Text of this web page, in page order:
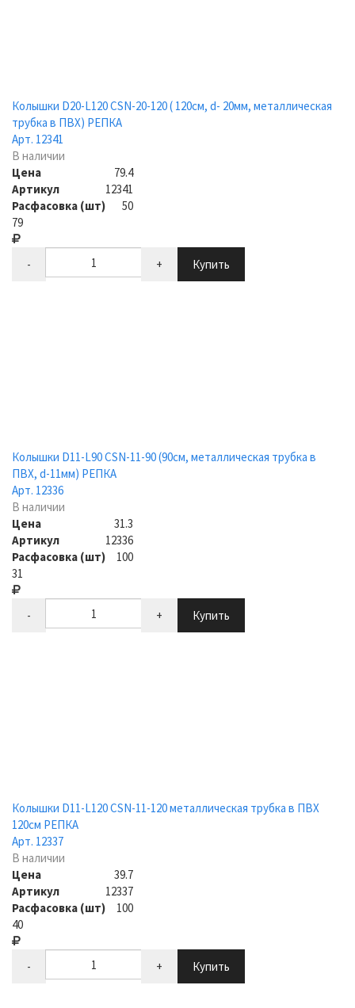
Колышки D20-L120 CSN-20-120 ( 120см, d- 20мм, металлическая
трубка в ПВХ) РЕПКА
Арт. 12341
В наличии
Цена
79.4
Артикул
12341
Расфасовка (шт)
50
79
- + Купить
Колышки D11-L90 CSN-11-90 (90см, металлическая трубка в
ПВХ, d-11мм) РЕПКА
Арт. 12336
В наличии
Цена
31.3
Артикул
12336
Расфасовка (шт)
100
31
- + Купить
Колышки D11-L120 CSN-11-120 металлическая трубка в ПВХ
120см РЕПКА
Арт. 12337
В наличии
Цена
39.7
Артикул
12337
Расфасовка (шт)
100
40
- + Купить